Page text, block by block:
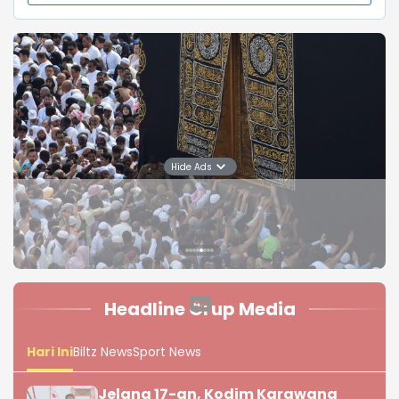
Senin, 24 Maret 2025 | 17:15 WIB
Info Berita Karawang
Padalarang: Kawasan ruas jalan simpang Padalarang
Kabupaten Bandung Barat (KBB) pada H-7 Lebaran
1446 H, volume kendaraan yang melintas sudah ada
peningkatan.(25/3/25).
Hide Ads